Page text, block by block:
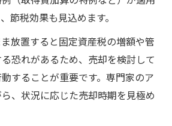
節税効果も見込めます。
放置すると固定資産税の増額や管
恐れがあるため、売却を検討して
することが重要です。専門家のア
、状況に応じた売却時期を見極め